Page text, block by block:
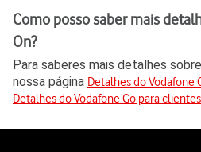
Como posso saber mais
On?
Para saberes mais detalhes
nossa página Detalhes do Vodafone
Detalhes do Vodafone Go para